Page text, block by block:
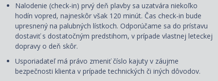
Nalodenie (check-in) prvý deň plavby sa uzatvára niekoľko
hodín vopred, najneskôr však 120 minút. Čas check-in bude
upresnený na palubných lístkoch. Odporúčame sa do prístavu
dostaviť s dostatočným predstihom, v prípade vlastnej leteckej
dopravy o deň skôr.
Usporiadateľ má právo zmeniť číslo kajuty v záujme
bezpečnosti klienta v prípade technických či iných dôvodov.